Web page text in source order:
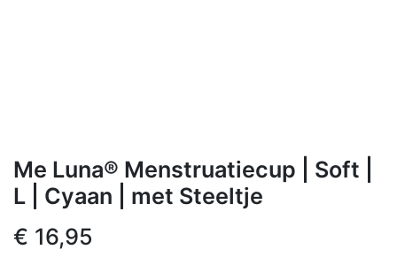
Me Luna® Menstruatiecup | Soft |
L | Cyaan | met Steeltje
€ 16,95